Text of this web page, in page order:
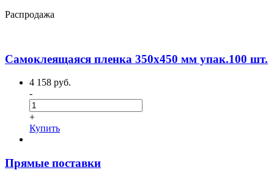
Распродажа
Самоклеящаяся пленка 350х450 мм упак.100 шт.
4 158 руб.
-
+
Купить
Прямые поставки